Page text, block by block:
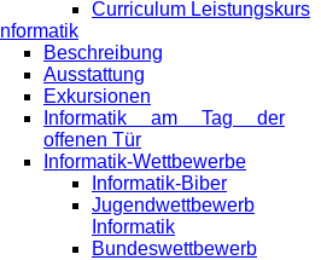
Curriculum Leistungskurs
Informatik
Beschreibung
Ausstattung
Exkursionen
Informatik am Tag der
offenen Tür
Informatik-Wettbewerbe
Informatik-Biber
Jugendwettbewerb
Informatik
Bundeswettbewerb